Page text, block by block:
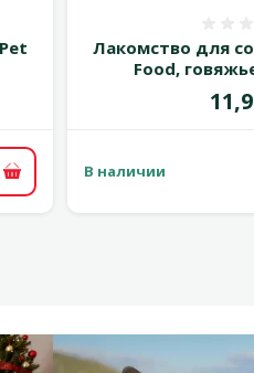
В корзину
Лакомство для
Food,
В наличии